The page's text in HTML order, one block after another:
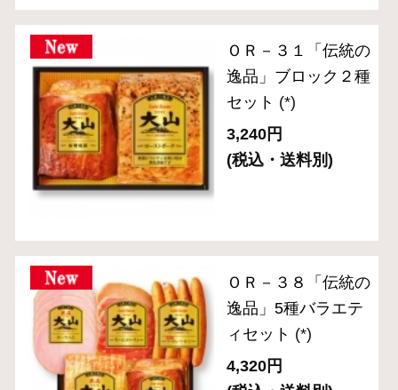
工房」ローストビー
フ入りセット （7種
入り）(*)
10,800円
(税込・送料別)
1 2 次へ
商品を探す